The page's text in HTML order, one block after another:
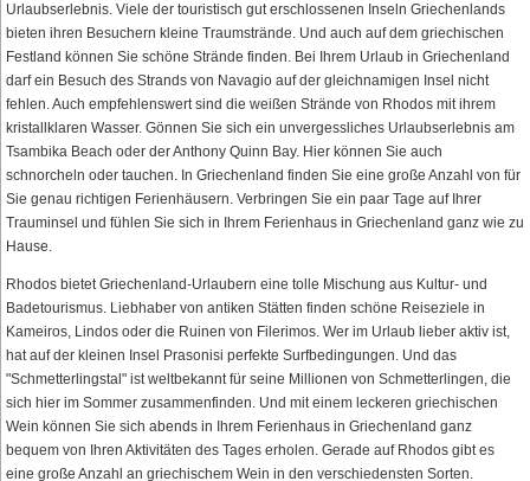
Urlaubserlebnis. Viele der touristisch gut erschlossenen Inseln Griechenlands
bieten ihren Besuchern kleine Traumstrände. Und auch auf dem griechischen
Festland können Sie schöne Strände finden. Bei Ihrem Urlaub in Griechenland
darf ein Besuch des Strands von Navagio auf der gleichnamigen Insel nicht
fehlen. Auch empfehlenswert sind die weißen Strände von Rhodos mit ihrem
kristallklaren Wasser. Gönnen Sie sich ein unvergessliches Urlaubserlebnis am
Tsambika Beach oder der Anthony Quinn Bay. Hier können Sie auch
schnorcheln oder tauchen. In Griechenland finden Sie eine große Anzahl von für
Sie genau richtigen Ferienhäusern. Verbringen Sie ein paar Tage auf Ihrer
Trauminsel und fühlen Sie sich in Ihrem Ferienhaus in Griechenland ganz wie zu
Hause.
Rhodos bietet Griechenland-Urlaubern eine tolle Mischung aus Kultur- und
Badetourismus. Liebhaber von antiken Stätten finden schöne Reiseziele in
Kameiros, Lindos oder die Ruinen von Filerimos. Wer im Urlaub lieber aktiv ist,
hat auf der kleinen Insel Prasonisi perfekte Surfbedingungen. Und das
"Schmetterlingstal" ist weltbekannt für seine Millionen von Schmetterlingen, die
sich hier im Sommer zusammenfinden. Und mit einem leckeren griechischen
Wein können Sie sich abends in Ihrem Ferienhaus in Griechenland ganz
bequem von Ihren Aktivitäten des Tages erholen. Gerade auf Rhodos gibt es
eine große Anzahl an griechischem Wein in den verschiedensten Sorten.